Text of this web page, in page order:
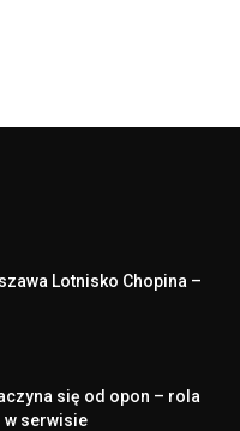
Lotnisko Chopina –
się od opon – rola
serwisie